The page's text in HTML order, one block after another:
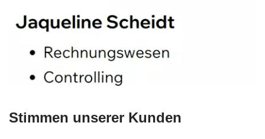
Stimmen unserer Kunden